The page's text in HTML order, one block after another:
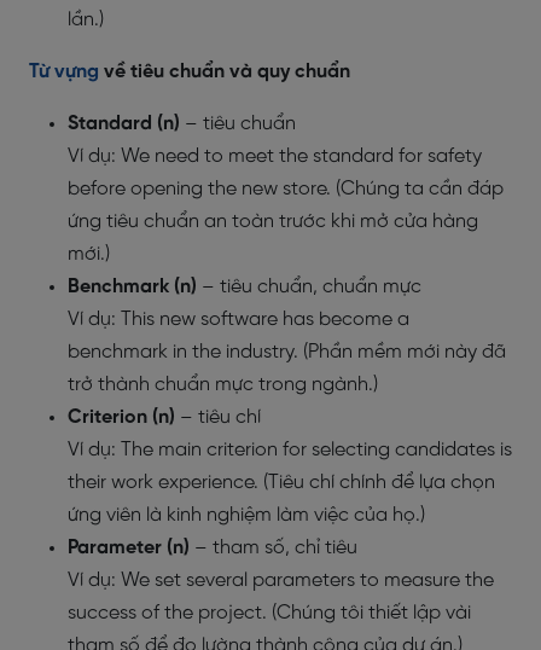
lần.)
Từ vựng về tiêu chuẩn và quy chuẩn
Standard (n) – tiêu chuẩn
Ví dụ: We need to meet the standard for safety
before opening the new store. (Chúng ta cần đáp
ứng tiêu chuẩn an toàn trước khi mở cửa hàng
mới.)
Benchmark (n) – tiêu chuẩn, chuẩn mực
Ví dụ: This new software has become a
benchmark in the industry. (Phần mềm mới này đã
trở thành chuẩn mực trong ngành.)
Criterion (n) – tiêu chí
Ví dụ: The main criterion for selecting candidates is
their work experience. (Tiêu chí chính để lựa chọn
ứng viên là kinh nghiệm làm việc của họ.)
Parameter (n) – tham số, chỉ tiêu
Ví dụ: We set several parameters to measure the
success of the project. (Chúng tôi thiết lập vài